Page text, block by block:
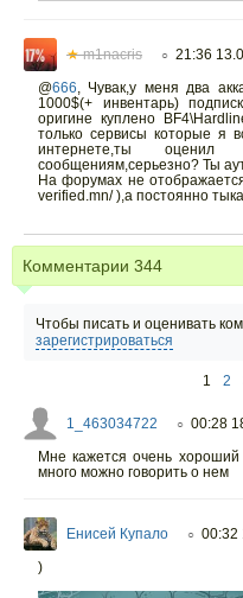
★m1nacris ○ 21:36
@666, Чувак,у меня два
1000$(+ инвентарь)
оригине куплено
только сервисы которые я
интернете,ты оценил
сообщениям,серьезно? Ты
На форумах не
verified.mn/ ),а постоянно
Комментарии 344
Чтобы писать и оценивать
зарегистрироваться
1 2
1_463034722 ○ 00:28
Мне кажется очень
много можно говорить о нем
Енисей Купало ○ 00:32
)